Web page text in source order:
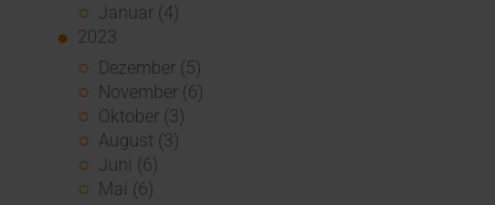
Januar (4)
2023
Dezember (5)
November (6)
Oktober (3)
August (3)
Juni (6)
Mai (6)